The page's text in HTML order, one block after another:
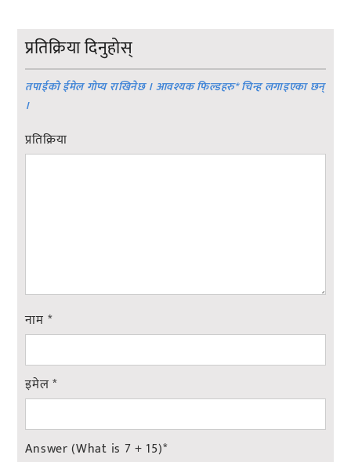
प्रतिक्रिया दिनुहोस्
तपाईको ईमेल गोप्य राखिनेछ । आवश्यक फिल्डहरु*चिन्ह लगाइएका छन्
।
प्रतिक्रिया
नाम *
इमेल*
Answer (What is 7 + 15)*